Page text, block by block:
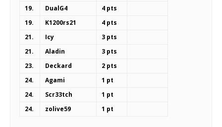
19.
DualG4
4 pts
19.
K1200rs21
4 pts
21.
Icy
3 pts
21.
Aladin
3 pts
23.
Deckard
2 pts
24.
Agami
1 pt
24.
Scr33tch
1 pt
24.
zolive59 1 pt